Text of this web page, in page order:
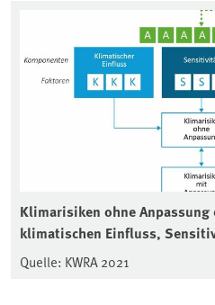
Klimarisiken ohne
klimatischen Einfluss,
Quelle: KWRA 2021